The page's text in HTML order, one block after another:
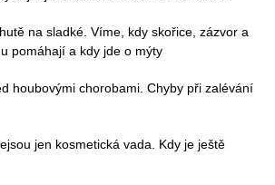
na sladké. Víme, kdy skořice, zázvor a
pomáhají a kdy jde o mýty
houbovými chorobami. Chyby při zalévání
jen kosmetická vada. Kdy je ještě